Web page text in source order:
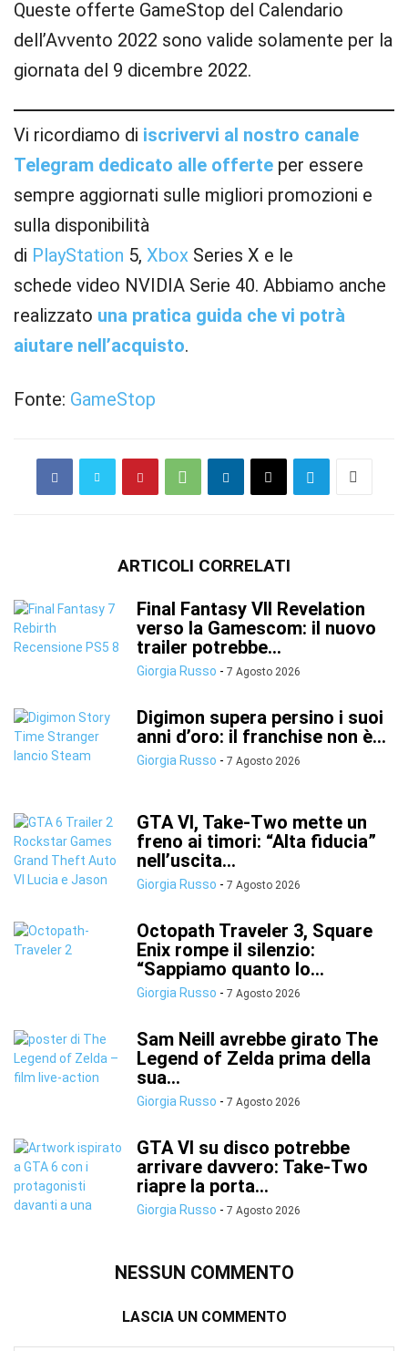
Queste offerte GameStop del Calendario
dell’Avvento 2022 sono valide solamente per la
giornata del 9 dicembre 2022.
Vi ricordiamo di iscrivervi al nostro canale
Telegram dedicato alle offerte per essere
sempre aggiornati sulle migliori promozioni e
sulla disponibilità
di PlayStation 5, Xbox Series X e le
schede video NVIDIA Serie 40. Abbiamo anche
realizzato una pratica guida che vi potrà
aiutare nell’acquisto.
Fonte: GameStop
ARTICOLI CORRELATI
Final Fantasy VII Revelation
verso la Gamescom: il nuovo
trailer potrebbe...
Giorgia Russo - 7 Agosto 2026
Digimon supera persino i suoi
anni d’oro: il franchise non è...
Giorgia Russo - 7 Agosto 2026
GTA VI, Take-Two mette un
freno ai timori: “Alta fiducia”
nell’uscita...
Giorgia Russo - 7 Agosto 2026
Octopath Traveler 3, Square
Enix rompe il silenzio:
“Sappiamo quanto lo...
Giorgia Russo - 7 Agosto 2026
Sam Neill avrebbe girato The
Legend of Zelda prima della
sua...
Giorgia Russo - 7 Agosto 2026
GTA VI su disco potrebbe
arrivare davvero: Take-Two
riapre la porta...
Giorgia Russo - 7 Agosto 2026
NESSUN COMMENTO
LASCIA UN COMMENTO